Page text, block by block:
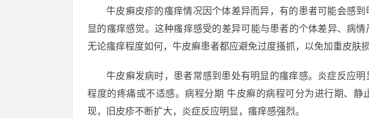
牛皮癣皮疹的瘙痒情况因个体差异而异，有的患者可能会感
显的瘙痒感觉。这种瘙痒感受的差异可能与患者的个体差异、病情
无论瘙痒程度如何，牛皮癣患者都应避免过度搔抓，以免加重皮肤
牛皮癣发病时，患者常感到患处有明显的瘙痒感。炎症反应
程度的疼痛或不适感。病程分期 牛皮癣的病程可分为进行期、静
现，旧皮疹不断扩大，炎症反应明显，瘙痒感强烈。